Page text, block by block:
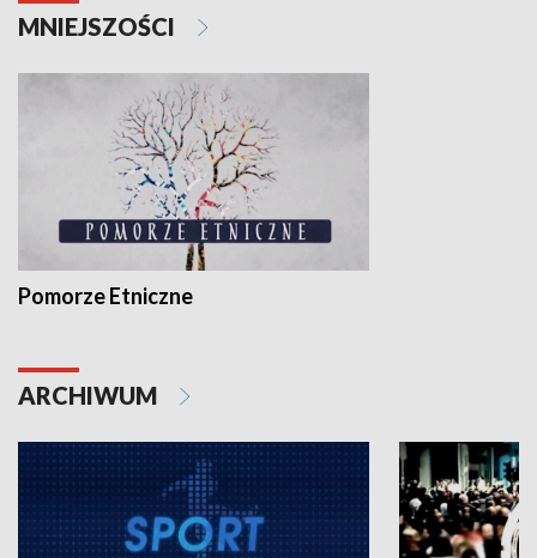
MNIEJSZOŚCI
Pomorze Etniczne
ARCHIWUM